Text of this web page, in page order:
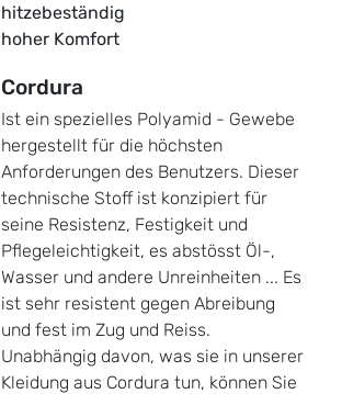
hitzebeständig
hoher Komfort
Cordura
Ist ein spezielles Polyamid - Gewebe
hergestellt für die höchsten
Anforderungen des Benutzers. Dieser
technische Stoff ist konzipiert für
seine Resistenz, Festigkeit und
Pflegeleichtigkeit, es abstösst Öl-,
Wasser und andere Unreinheiten ... Es
ist sehr resistent gegen Abreibung
und fest im Zug und Reiss.
Unabhängig davon, was sie in unserer
Kleidung aus Cordura tun, können Sie